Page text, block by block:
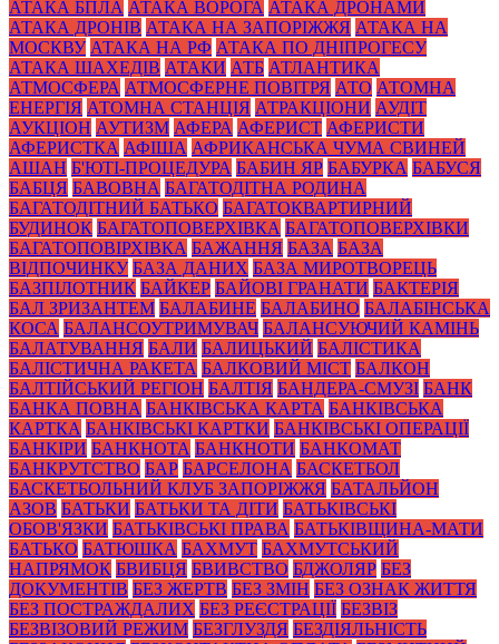
АТАКА БПЛА АТАКА ВОРОГА АТАКА ДРОНАМИ
АТАКА ДРОНІВ АТАКА НА ЗАПОРІЖЖЯ АТАКА НА
МОСКВУ АТАКА НА РФ АТАКА ПО ДНІПРОГЕСУ
АТАКА ШАХЕДІВ АТАКИ АТБ АТЛАНТИКА
АТМОСФЕРА АТМОСФЕРНЕ ПОВІТРЯ АТО АТОМНА
ЕНЕРГІЯ АТОМНА СТАНЦІЯ АТРАКЦІОНИ АУДІТ
АУКЦІОН АУТИЗМ АФЕРА АФЕРИСТ АФЕРИСТИ
АФЕРИСТКА АФІША АФРИКАНСЬКА ЧУМА СВИНЕЙ
АШАН Б'ЮТІ-ПРОЦЕДУРА БАБИН ЯР БАБУРКА БАБУСЯ
БАБЦЯ БАВОВНА БАГАТОДІТНА РОДИНА
БАГАТОДІТНИЙ БАТЬКО БАГАТОКВАРТИРНИЙ
БУДИНОК БАГАТОПОВЕРХІВКА БАГАТОПОВЕРХІВКИ
БАГАТОПОВІРХІВКА БАЖАННЯ БАЗА БАЗА
ВІДПОЧИНКУ БАЗА ДАНИХ БАЗА МИРОТВОРЕЦЬ
БАЗПІЛОТНИК БАЙКЕР БАЙОВІ ГРАНАТИ БАКТЕРІЯ
БАЛ ЗРИЗАНТЕМ БАЛАБИНЕ БАЛАБИНО БАЛАБІНСЬКА
КОСА БАЛАНСОУТРИМУВАЧ БАЛАНСУЮЧИЙ КАМІНЬ
БАЛАТУВАННЯ БАЛИ БАЛИЦЬКИЙ БАЛІСТИКА
БАЛІСТИЧНА РАКЕТА БАЛКОВИЙ МІСТ БАЛКОН
БАЛТІЙСЬКИЙ РЕГІОН БАЛТІЯ БАНДЕРА-СМУЗІ БАНК
БАНКА ПОВНА БАНКІВСЬКА КАРТА БАНКІВСЬКА
КАРТКА БАНКІВСЬКІ КАРТКИ БАНКІВСЬКІ ОПЕРАЦІЇ
БАНКІРИ БАНКНОТА БАНКНОТИ БАНКОМАТ
БАНКРУТСТВО БАР БАРСЕЛОНА БАСКЕТБОЛ
БАСКЕТБОЛЬНИЙ КЛУБ ЗАПОРІЖЖЯ БАТАЛЬЙОН
АЗОВ БАТЬКИ БАТЬКИ ТА ДІТИ БАТЬКІВСЬКІ
ОБОВ'ЯЗКИ БАТЬКІВСЬКІ ПРАВА БАТЬКІВЩИНА-МАТИ
БАТЬКО БАТЮШКА БАХМУТ БАХМУТСЬКИЙ
НАПРЯМОК БВИБЦЯ БВИВСТВО БДЖОЛЯР БЕЗ
ДОКУМЕНТІВ БЕЗ ЖЕРТВ БЕЗ ЗМІН БЕЗ ОЗНАК ЖИТТЯ
БЕЗ ПОСТРАЖДАЛИХ БЕЗ РЕЄСТРАЦІЇ БЕЗВІЗ
БЕЗВІЗОВИЙ РЕЖИМ БЕЗГЛУЗДЯ БЕЗДІЯЛЬНІСТЬ